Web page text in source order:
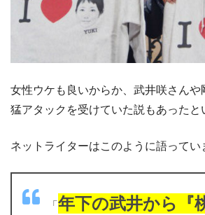
女性ウケも良いからか、武井咲さんや
猛アタックを受けていた説もあったと
ネットライターはこのように語ってい
「年下の武井から『